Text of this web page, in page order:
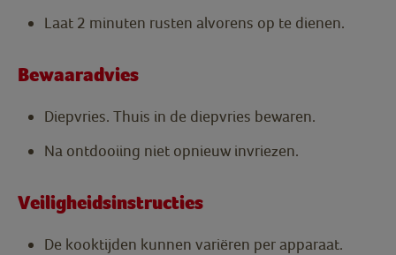
Laat 2 minuten rusten alvorens op te dienen.
Bewaaradvies
Diepvries. Thuis in de diepvries bewaren.
Na ontdooiing niet opnieuw invriezen.
Veiligheidsinstructies
De kooktijden kunnen variëren per apparaat.